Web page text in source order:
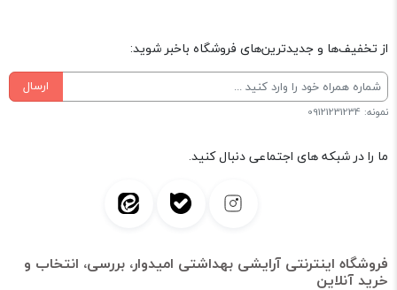
از تخفیف‌ها و جدیدترین‌های فروشگاه باخبر شوید:
ارسال
نمونه: 09121231234
ما را در شبکه های اجتماعی دنبال کنید.
فروشگاه اینترنتی آرایشی بهداشتی امیدوار، بررسی، انتخاب و
خرید آنلاین